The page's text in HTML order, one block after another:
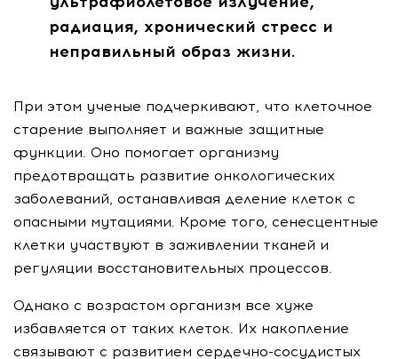
радиация, хронический стресс и
неправильный образ жизни.
При этом ученые подчеркивают, что клеточное
старение выполняет и важные защитные
функции. Оно помогает организму
предотвращать развитие онкологических
заболеваний, останавливая деление клеток с
опасными мутациями. Кроме того, сенесцентные
клетки участвуют в заживлении тканей и
регуляции восстановительных процессов.
Однако с возрастом организм все хуже
избавляется от таких клеток. Их накопление
связывают с развитием сердечно-сосудистых